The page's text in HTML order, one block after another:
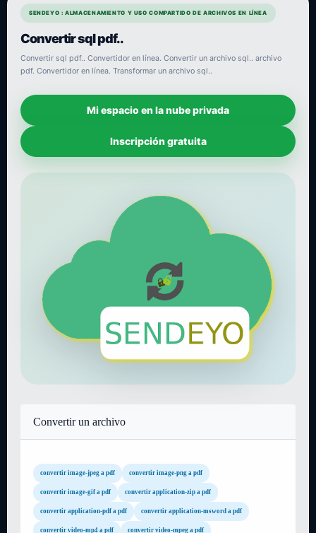
SENDEYO : ALMACENAMIENTO Y USO COMPARTIDO DE ARCHIVOS EN LÍNEA
Convertir sql pdf..
Convertir sql pdf.. Convertidor en línea. Convertir un archivo sql.. archivo
pdf. Convertidor en línea. Transformar un archivo sql..
Mi espacio en la nube privada
Inscripción gratuita
Convertir un archivo
convertir image-jpeg a pdf convertir image-png a pdf
convertir image-gif a pdf convertir application-zip a pdf
convertir application-pdf a pdf convertir application-msword a pdf
convertir video-mp4 a pdf convertir video-mpeg a pdf